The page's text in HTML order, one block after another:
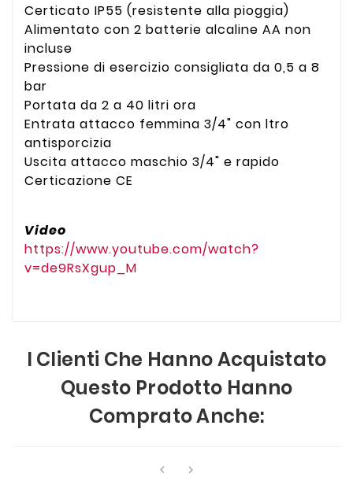
Certicato IP55 (resistente alla pioggia)
Alimentato con 2 batterie alcaline AA non
incluse
Pressione di esercizio consigliata da 0,5 a 8
bar
Portata da 2 a 40 litri ora
Entrata attacco femmina 3/4" con ltro
antisporcizia
Uscita attacco maschio 3/4" e rapido
Certicazione CE
Video
https://www.youtube.com/watch?
v=de9RsXgup_M
I Clienti Che Hanno Acquistato
Questo Prodotto Hanno
Comprato Anche:
 